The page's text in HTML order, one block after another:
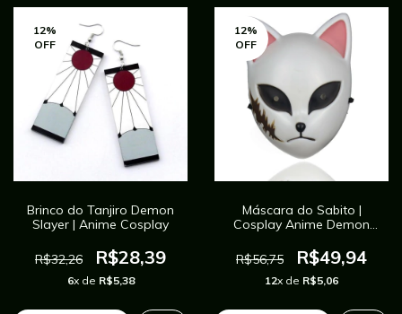
12%
OFF
Brinco do Tanjiro Demon
Slayer | Anime Cosplay
R$32,26 R$28,39
6x de R$5,38
12%
OFF
Máscara do Sabito |
Cosplay Anime Demon
R$56,75
R$49,94
12x de R$5,06